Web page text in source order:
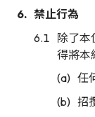
禁止行為
除了本
得將本
任
招